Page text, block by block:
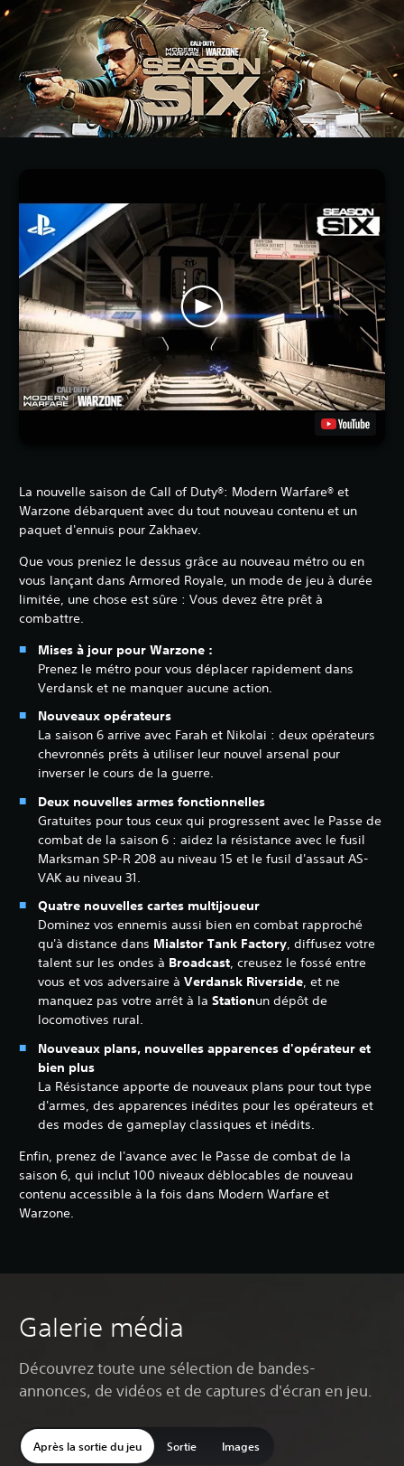
La nouvelle saison de Call of Duty®: Modern Warfare® et
Warzone débarquent avec du tout nouveau contenu et un
paquet d'ennuis pour Zakhaev.
Que vous preniez le dessus grâce au nouveau métro ou en
vous lançant dans Armored Royale, un mode de jeu à durée
limitée, une chose est sûre : Vous devez être prêt à
combattre.
Mises à jour pour Warzone :
Prenez le métro pour vous déplacer rapidement dans
Verdansk et ne manquer aucune action.
Nouveaux opérateurs
La saison 6 arrive avec Farah et Nikolai : deux opérateurs
chevronnés prêts à utiliser leur nouvel arsenal pour
inverser le cours de la guerre.
Deux nouvelles armes fonctionnelles
Gratuites pour tous ceux qui progressent avec le Passe de
combat de la saison 6 : aidez la résistance avec le fusil
Marksman SP-R 208 au niveau 15 et le fusil d'assaut AS-
VAK au niveau 31.
Quatre nouvelles cartes multijoueur
Dominez vos ennemis aussi bien en combat rapproché
qu'à distance dans Mialstor Tank Factory, diffusez votre
talent sur les ondes à Broadcast, creusez le fossé entre
vous et vos adversaire à Verdansk Riverside, et ne
manquez pas votre arrêt à la Stationun dépôt de
locomotives rural.
Nouveaux plans, nouvelles apparences d'opérateur et
bien plus
La Résistance apporte de nouveaux plans pour tout type
d'armes, des apparences inédites pour les opérateurs et
des modes de gameplay classiques et inédits.
Enfin, prenez de l'avance avec le Passe de combat de la
saison 6, qui inclut 100 niveaux déblocables de nouveau
contenu accessible à la fois dans Modern Warfare et
Warzone.
Galerie média
Découvrez toute une sélection de bandes-
annonces, de vidéos et de captures d'écran en jeu.
Après la sortie du jeu Sortie Images